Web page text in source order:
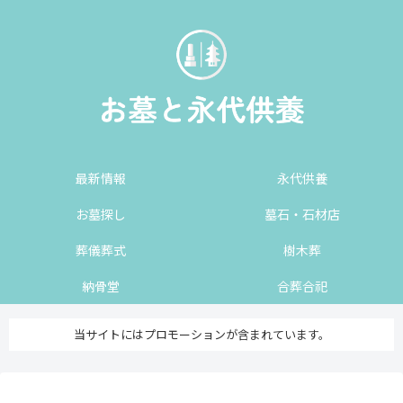
最新情報
永代供養
お墓探し
墓石・石材店
葬儀葬式
樹木葬
納骨堂
合葬合祀
当サイトにはプロモーションが含まれています。